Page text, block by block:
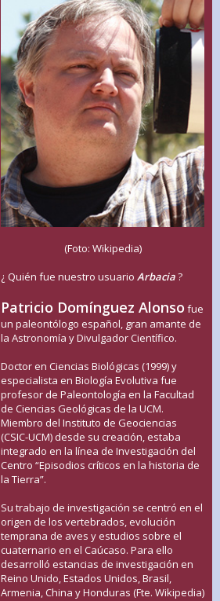
(Foto: Wikipedia)
¿ Quién fue nuestro usuario Arbacia?
Patricio Domínguez Alonso fue
un paleontólogo español, gran amante de
la Astronomía y Divulgador Científico.
Doctor en Ciencias Biológicas (1999) y
especialista en Biología Evolutiva fue
profesor de Paleontología en la Facultad
de Ciencias Geológicas de la UCM.
Miembro del Instituto de Geociencias
(CSIC-UCM) desde su creación, estaba
integrado en la línea de Investigación del
Centro “Episodios críticos en la historia de
la Tierra”.
Su trabajo de investigación se centró en el
origen de los vertebrados, evolución
temprana de aves y estudios sobre el
cuaternario en el Caúcaso. Para ello
desarrolló estancias de investigación en
Reino Unido, Estados Unidos, Brasil,
Armenia, China y Honduras (Fte. Wikipedia)